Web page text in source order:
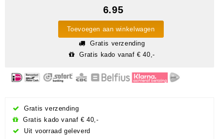
6.95
Toevoegen aan winkelwagen
Gratis verzending
Gratis kado vanaf € 40,-
Gratis verzending
Gratis kado vanaf € 40,-
Uit voorraad geleverd